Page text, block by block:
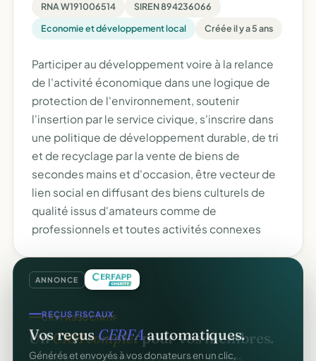
RNA W191006514
SIREN 894236066
Economie et développement local
Créée il y a 5 ans
Participer au développement voire à la relance
de l'activité économique dans une logique de
protection de l'environnement, soutenir
l'insertion par le service civique, s'inscrire dans
une politique de développement durable, de tri
et de recyclage par la vente de biens de
secondes mains et d'occasion, être vecteur de
lien social en diffusant des biens culturels de
qualité issus d'amateurs comme de
professionnels et toutes activités connexes
ANNONCE
REÇUS FISCAUX
Vos reçusCERFAautomatiques.
Générés et envoyés à vos donateurs en un clic,